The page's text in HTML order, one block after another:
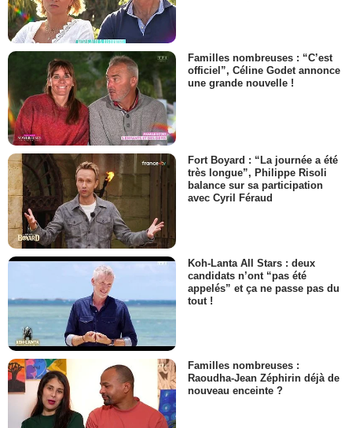
Familles nombreuses : “C’est
officiel”, Céline Godet annonce
une grande nouvelle !
Fort Boyard : “La journée a été
très longue”, Philippe Risoli
balance sur sa participation
avec Cyril Féraud
Koh-Lanta All Stars : deux
candidats n’ont “pas été
appelés” et ça ne passe pas du
tout !
Familles nombreuses :
Raoudha-Jean Zéphirin déjà de
nouveau enceinte ?